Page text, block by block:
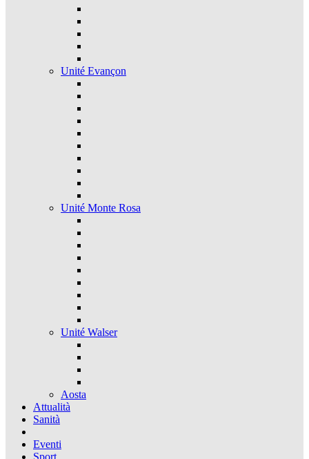
Unité Evançon
Unité Monte Rosa
Unité Walser
Aosta
Attualità
Sanità
Eventi
Sport